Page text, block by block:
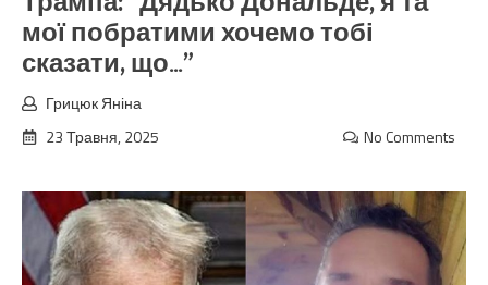
мої побратими хочемо тобі
сказати, що…”
Грицюк Яніна
23 Травня, 2025
No Comments